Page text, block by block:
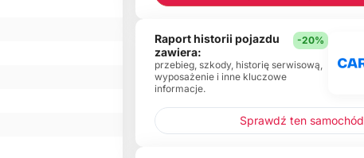
Raport historii pojazdu
zawiera:
-20%
przebieg, szkody, historię serwisową,
wyposażenie i inne kluczowe
informacje.
Sprawdź ten samochód